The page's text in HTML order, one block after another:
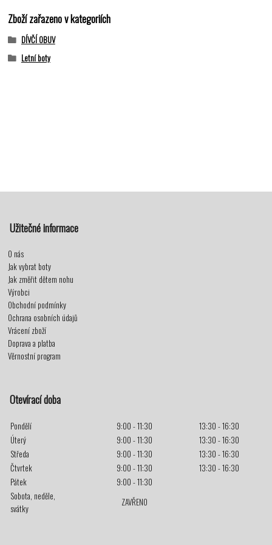
Zboží zařazeno v kategoriích
DÍVČÍ OBUV
Letní boty
Užitečné informace
O nás
Jak vybrat boty
Jak změřit dětem nohu
Výrobci
Obchodní podmínky
Ochrana osobních údajů
Vrácení zboží
Doprava a platba
Věrnostní program
Otevírací doba
Pondělí 9:00 - 11:30
13:30 - 16:30
Úterý
9:00 - 11:30
13:30 - 16:30
Středa
9:00 - 11:30
13:30 - 16:30
Čtvrtek
9:00 - 11:30
13:30 - 16:30
Pátek
9:00 - 11:30
Sobota, neděle,
svátky
ZAVŘENO